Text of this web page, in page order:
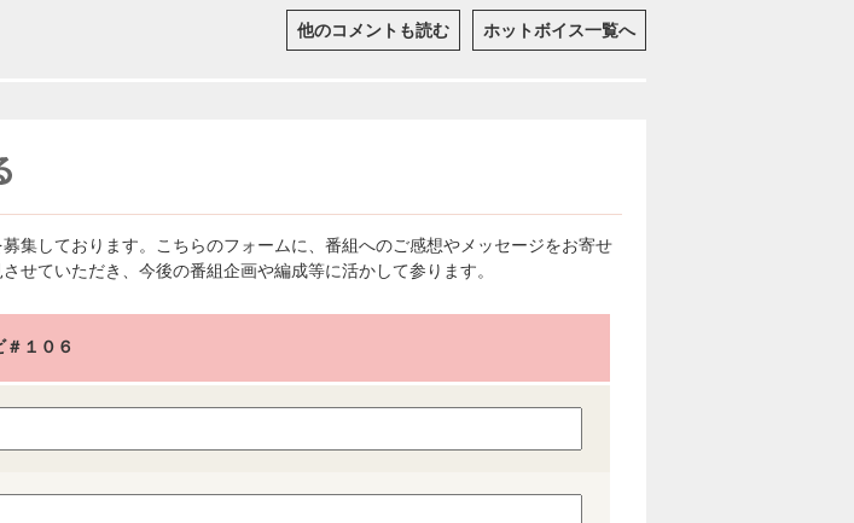
他のコメントも読む ホットボイス一覧へ
集しております。こちらのフォームに、番組へのご感想やメッセージをお寄せ
せていただき、今後の番組企画や編成等に活かして参ります。
１０６